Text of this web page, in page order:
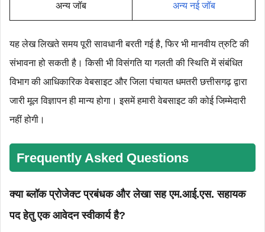
अन्य जॉब अन्य नई जॉब
यह लेख लिखते समय पूरी सावधानी बरती गई है, फिर भी मानवीय त्रुटि की
संभावना हो सकती है। किसी भी विसंगति या गलती की स्थिति में संबंधित
विभाग की आधिकारिक वेबसाइट और जिला पंचायत धमतरी छत्तीसगढ़ द्वारा
जारी मूल विज्ञापन ही मान्य होगा। इसमें हमारी वेबसाइट की कोई जिम्मेदारी
नहीं होगी।
Frequently Asked Questions
क्याब्लॉक प्रोजेक्ट प्रबंधक और लेखा सह एम.आई.एस. सहायक
पद हेतु एक आवेदन स्वीकार्य है?